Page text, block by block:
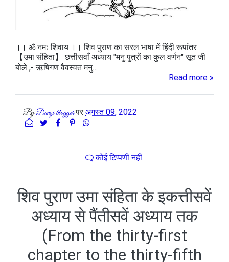
।। ॐ नमः शिवाय ।। शिव पुराण का सरल भाषा में हिंदी रूपांतर
【उमा संहिता】 छत्तीसवाँ अध्याय "मनु पुत्रों का कुल वर्णन" सूत जी
बोले ;- ऋषिगण वैवस्वत मनु…
Read more »
ByDangi bloggerपर अगस्त 09, 2022
कोई टिप्पणी नहीं.
शिव पुराण उमा संहिता के इकत्तीसवें
अध्याय से पैंतीसवें अध्याय तक
(From the thirty-first
chapter to the thirty-fifth